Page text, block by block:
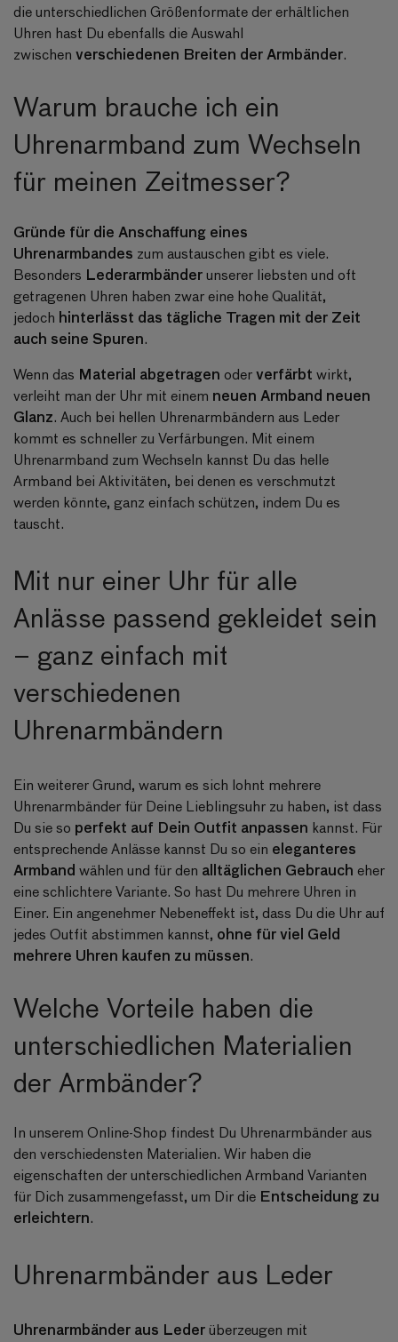
die unterschiedlichen Größenformate der erhältlichen
Uhren hast Du ebenfalls die Auswahl
zwischen verschiedenen Breiten der Armbänder.
Warum brauche ich ein
Uhrenarmband zum Wechseln
für meinen Zeitmesser?
Gründe für die Anschaffung eines
Uhrenarmbandes zum austauschen gibt es viele.
Besonders Lederarmbänderunserer liebsten und oft
getragenen Uhren haben zwar eine hohe Qualität,
jedoch hinterlässt das tägliche Tragen mit der Zeit
auch seine Spuren.
Wenn das Material abgetragen oderverfärbt wirkt,
verleiht man der Uhr mit einem neuen Armband neuen
Glanz. Auch bei hellen Uhrenarmbändern aus Leder
kommt es schneller zu Verfärbungen. Mit einem
Uhrenarmband zum Wechseln kannst Du das helle
Armband bei Aktivitäten, bei denen es verschmutzt
werden könnte, ganz einfach schützen, indem Du es
tauscht.
Mit nur einer Uhr für alle
Anlässe passend gekleidet sein
– ganz einfach mit
verschiedenen
Uhrenarmbändern
Ein weiterer Grund, warum es sich lohnt mehrere
Uhrenarmbänder für Deine Lieblingsuhr zu haben, ist dass
Du sie so perfekt auf Dein Outfit anpassen kannst. Für
entsprechende Anlässe kannst Du so ein eleganteres
Armband wählen und für den alltäglichen Gebrauch eher
eine schlichtere Variante. So hast Du mehrere Uhren in
Einer. Ein angenehmer Nebeneffekt ist, dass Du die Uhr auf
jedes Outfit abstimmen kannst, ohne für viel Geld
mehrere Uhren kaufen zu müssen.
Welche Vorteile haben die
unterschiedlichen Materialien
der Armbänder?
In unserem Online-Shop findest Du Uhrenarmbänder aus
den verschiedensten Materialien. Wir haben die
eigenschaften der unterschiedlichen Armband Varianten
für Dich zusammengefasst, um Dir die Entscheidung zu
erleichtern.
Uhrenarmbänder aus Leder
Uhrenarmbänder aus Lederüberzeugen mit